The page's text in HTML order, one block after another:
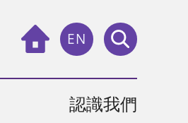
EN
認識我們